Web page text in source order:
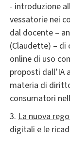
- introduzione
vessatorie nei
dal docente –
(Claudette) –
online di uso
proposti dall’IA
materia di
consumatori
3. La nuova
digitali e le